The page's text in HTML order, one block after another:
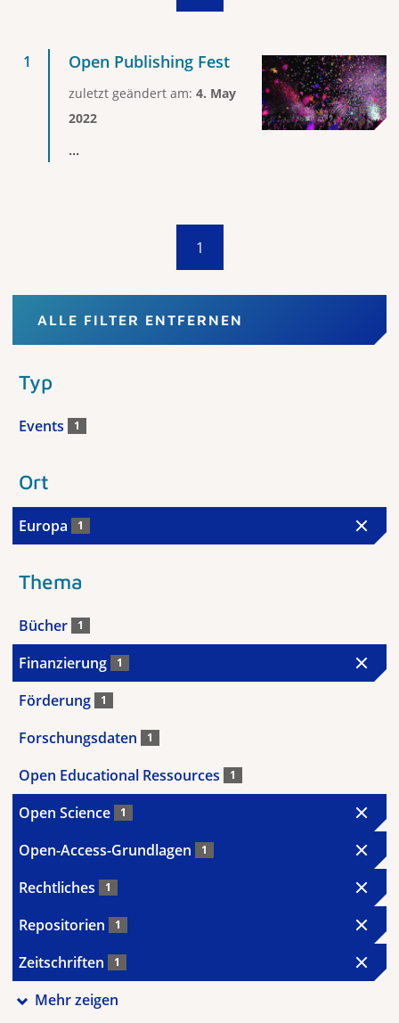
Open Publishing Fest
zuletzt geändert am: 4. May
2022
...
1
ALLE FILTER ENTFERNEN
Typ
Events 1
Ort
Europa 1
Thema
Bücher 1
Finanzierung 1
Förderung 1
Forschungsdaten 1
Open Educational Ressources 1
Open Science 1
Open-Access-Grundlagen 1
Rechtliches 1
Repositorien 1
Zeitschriften 1
Mehr zeigen